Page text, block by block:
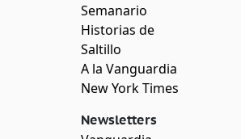
Semanario
Historias de
Saltillo
A la Vanguardia
New York Times
Newsletters